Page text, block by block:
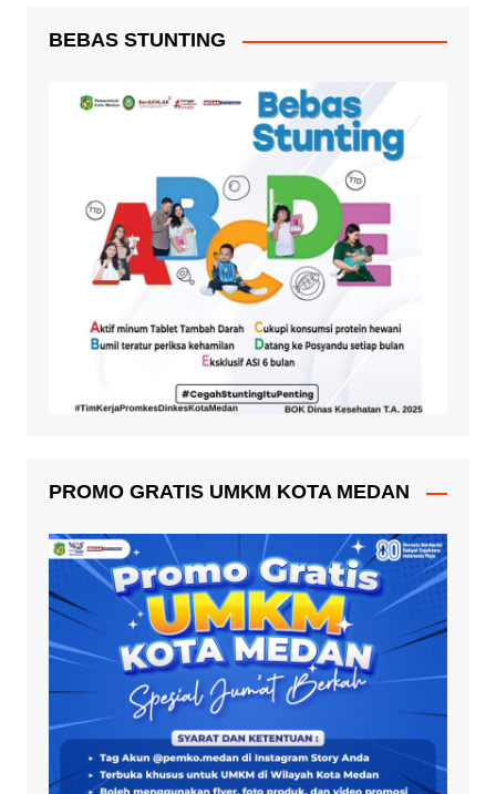
BEBAS STUNTING
PROMO GRATIS UMKM KOTA MEDAN